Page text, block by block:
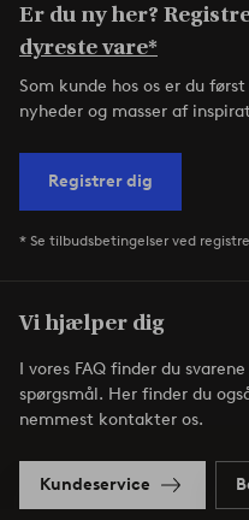
Er du ny her?
dyreste vare*
Som kunde hos os er du
nyheder og masser af
Registrer dig
* Se tilbudsbetingelser ved
Vi hjælper dig
I vores FAQ finder du
spørgsmål. Her finder du
nemmest kontakter os.
Kundeservice